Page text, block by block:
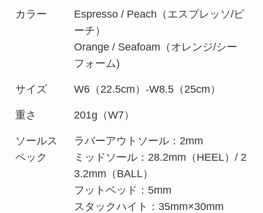
カラー
Espresso / Peach（エスプレッソ/ピ
ーチ）
Orange / Seafoam（オレンジ/シー
フォーム)
サイズ W6（22.5cm）-W8.5（25cm）
重さ 201g（W7）
ソールス
ペック
ラバーアウトソール：2mm
ミッドソール：28.2mm（HEEL）/ 2
3.2mm（BALL）
フットベッド：5mm
スタックハイト：35mm×30mm